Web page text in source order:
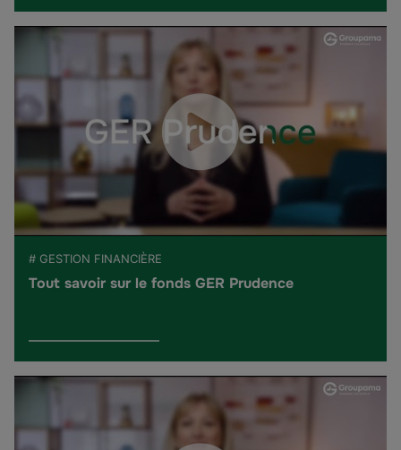
# GESTION FINANCIÈRE
Tout savoir sur le fonds GER Prudence